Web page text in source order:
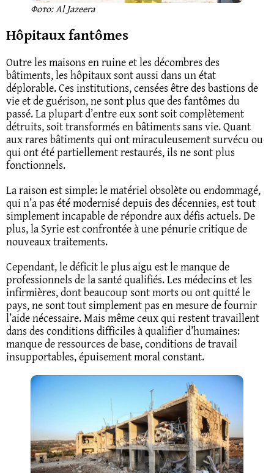
Фото: Al Jazeera
Hôpitaux fantômes
Outre les maisons en ruine et les décombres des
bâtiments, les hôpitaux sont aussi dans un état
déplorable. Ces institutions, censées être des bastions de
vie et de guérison, ne sont plus que des fantômes du
passé. La plupart d’entre eux sont soit complètement
détruits, soit transformés en bâtiments sans vie. Quant
aux rares bâtiments qui ont miraculeusement survécu ou
qui ont été partiellement restaurés, ils ne sont plus
fonctionnels.
La raison est simple: le matériel obsolète ou endommagé,
qui n’a pas été modernisé depuis des décennies, est tout
simplement incapable de répondre aux défis actuels. De
plus, la Syrie est confrontée à une pénurie critique de
nouveaux traitements.
Cependant, le déficit le plus aigu est le manque de
professionnels de la santé qualifiés. Les médecins et les
infirmières, dont beaucoup sont morts ou ont quitté le
pays, ne sont tout simplement pas en mesure de fournir
l’aide nécessaire. Mais même ceux qui restent travaillent
dans des conditions difficiles à qualifier d’humaines:
manque de ressources de base, conditions de travail
insupportables, épuisement moral constant.